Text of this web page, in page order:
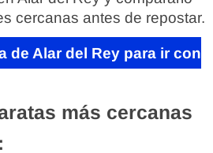
cercanas antes de repostar.
de Alar del Rey para ir con
más cercanas